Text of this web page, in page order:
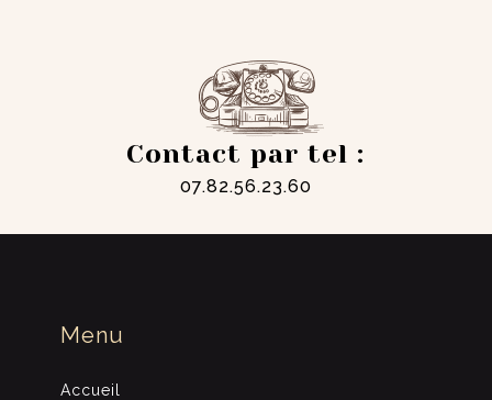
Contact par tel :
07.82.56.23.60
Menu
Accueil